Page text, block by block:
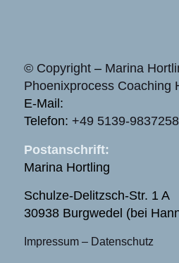
© Copyright– Marina
Phoenixprocess Coaching
E-Mail:
Telefon: +49 5139-9837258
Postanschrift:
Marina Hortling
Schulze-Delitzsch-Str. 1 A
30938 Burgwedel (bei
Impressum– Datenschutz